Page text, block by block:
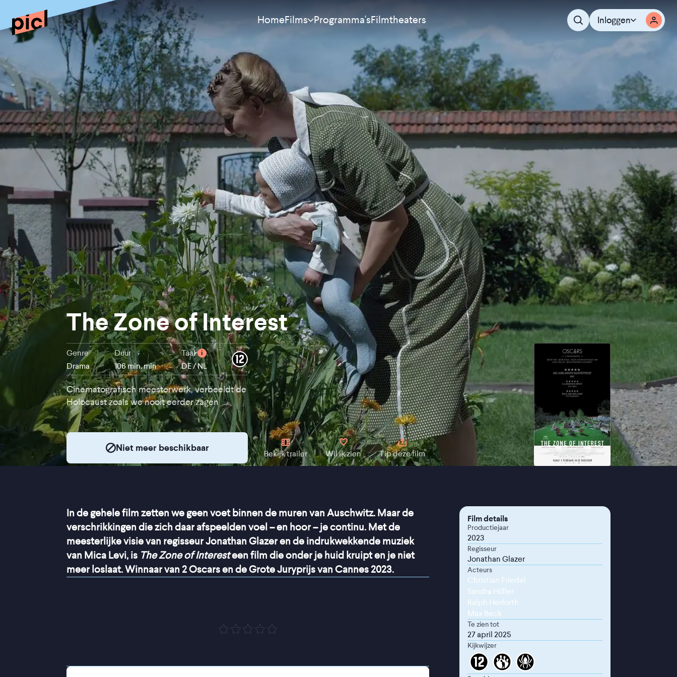
HomeFilms
Nieuw
Aanraders
Binnenkort
Alle films
Programma'sFilmtheaters Inloggen
The Zone of Interest
Genre
Drama
Duur
106 min. min
Taal i
DE / NL
Cinematografisch meesterwerk, verbeeldt de
Holocaust zoals we nooit eerder zagen
Niet meer beschikbaar
Bekijk trailer Wil ik zien Tip deze film
In de gehele film zetten we geen voet binnen de muren van Auschwitz. Maar de
verschrikkingen die zich daar afspeelden voel – en hoor – je continu. Met de
meesterlijke visie van regisseur Jonathan Glazer en de indrukwekkende muziek
van Mica Levi, is The Zone of Interesteen film die onder je huid kruipt en je niet
meer loslaat. Winnaar van 2 Oscars en de Grote Juryprijs van Cannes 2023.
Pal naast vernietigingskamp Auschwitz leeft kampcommandant Rudolf Höss
Film details
Productiejaar
2023
Regisseur
Jonathan Glazer
Acteurs
Christian Friedel
Sandra Hüller
Ralph Herforth
Max Beck
Te zien tot
27 april 2025
Kijkwijzer